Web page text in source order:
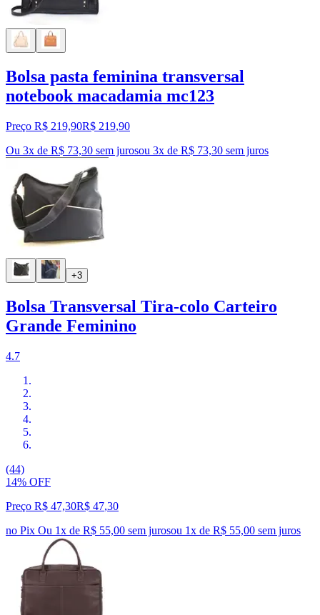
Bolsa pasta feminina transversal
notebook macadamia mc123
Preço R$ 219,90R$ 219,90
Ou 3x de R$ 73,30 sem jurosou 3x de R$ 73,30 sem juros
+3
Bolsa Transversal Tira-colo Carteiro
Grande Feminino
4.7
(44)
14% OFF
Preço R$ 47,30R$ 47,30
no Pix Ou 1x de R$ 55,00 sem jurosou 1x de R$ 55,00 sem juros